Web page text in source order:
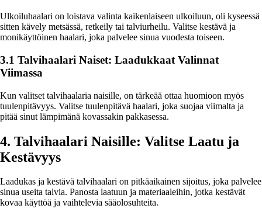
Ulkoiluhaalari on loistava valinta kaikenlaiseen ulkoiluun, oli kyseessä
sitten kävely metsässä, retkeily tai talviurheilu. Valitse kestävä ja
monikäyttöinen haalari, joka palvelee sinua vuodesta toiseen.
3.1 Talvihaalari Naiset: Laadukkaat Valinnat
Viimassa
Kun valitset talvihaalaria naisille, on tärkeää ottaa huomioon myös
tuulenpitävyys. Valitse tuulenpitävä haalari, joka suojaa viimalta ja
pitää sinut lämpimänä kovassakin pakkasessa.
4. Talvihaalari Naisille: Valitse Laatu ja
Kestävyys
Laadukas ja kestävä talvihaalari on pitkäaikainen sijoitus, joka palvelee
sinua useita talvia. Panosta laatuun ja materiaaleihin, jotka kestävät
kovaa käyttöä ja vaihtelevia sääolosuhteita.